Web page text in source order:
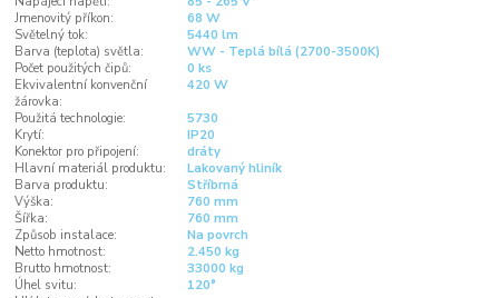
Jmenovitý příkon:
68 W
Světelný tok:
5440 lm
Barva (teplota) světla:
WW - Teplá bílá (2700-3500K)
Počet použitých čipů:
0 ks
Ekvivalentní konvenční
žárovka:
420 W
Použitá technologie:
5730
Krytí:
IP20
Konektor pro připojení:
dráty
Hlavní materiál produktu:
Lakovaný hliník
Barva produktu:
Stříbrná
Výška:
760 mm
Šířka:
760 mm
Způsob instalace:
Na povrch
Netto hmotnost:
2.450 kg
Brutto hmotnost:
33000 kg
Úhel svitu:
120°